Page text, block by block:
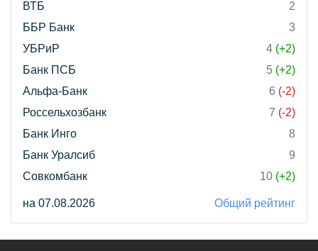
ВТБ
2
ББР Банк
3
УБРиР
4 (+2)
Банк ПСБ
5 (+2)
Альфа-Банк
6 (-2)
Россельхозбанк
7 (-2)
Банк Инго
8
Банк Уралсиб
9
Совкомбанк
10 (+2)
на 07.08.2026 Общий рейтинг